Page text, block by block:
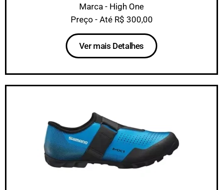
Marca - High One
Preço - Até R$ 300,00
Ver mais Detalhes